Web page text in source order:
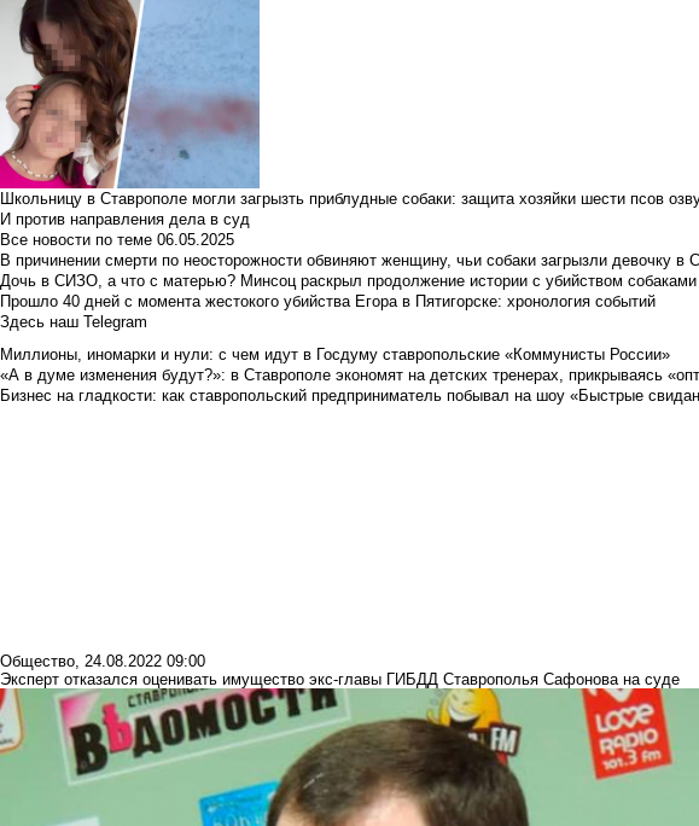
Школьницу в Ставрополе могли загрызть приблудные собаки: защита хозяйки шести псов
И против направления дела в суд
Все новости по теме 06.05.2025
В причинении смерти по неосторожности обвиняют женщину, чьи собаки загрызли девочку в
Дочь в СИЗО, а что с матерью? Минсоц раскрыл продолжение истории с убийством собаками
Прошло 40 дней с момента жестокого убийства Егора в Пятигорске: хронология событий
Здесь наш Telegram
Миллионы, иномарки и нули: с чем идут в Госдуму ставропольские «Коммунисты России»
«А в думе изменения будут?»: в Ставрополе экономят на детских тренерах, прикрываясь
Бизнес на гладкости: как ставропольский предприниматель побывал на шоу «Быстрые
Общество, 24.08.2022 09:00
Эксперт отказался оценивать имущество экс-главы ГИБДД Ставрополья Сафонова на суде